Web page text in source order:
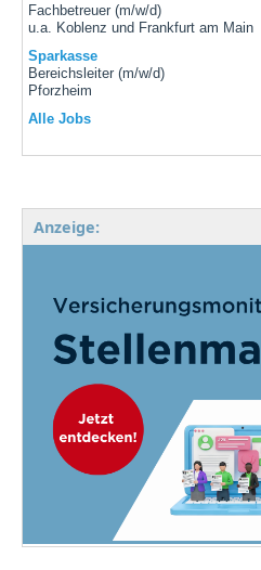
Fachbetreuer (m/w/d)
u.a. Koblenz und Frankfurt am Main
Sparkasse
Bereichsleiter (m/w/d)
Pforzheim
Alle Jobs
Anzeige: